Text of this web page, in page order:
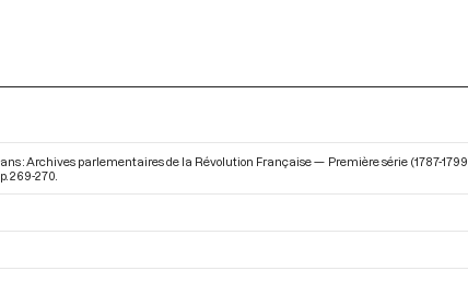
: Archives parlementaires de la Révolution Française — Première série (1787-
269-270.